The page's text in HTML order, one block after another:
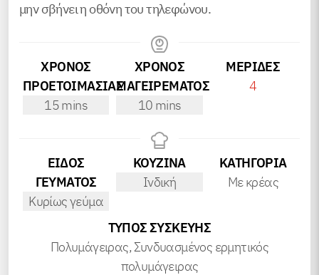
μην σβήνει η οθόνη του τηλεφώνου.
ΧΡΟΝΟΣ
ΠΡΟΕΤΟΙΜΑΣΙΑΣ
15minutes
mins
ΧΡΟΝΟΣ
ΜΑΓΕΙΡΕΜΑΤΟΣ
10minutes
mins
ΜΕΡΊΔΕΣ
4
ΕΙΔΟΣ
ΓΕΥΜΑΤΟΣ
Κυρίως γεύμα
ΚΟΥΖΙΝΑ
Ινδική
ΚΑΤΗΓΟΡΊΑ
Με κρέας
ΤΎΠΟΣ ΣΥΣΚΕΥΉΣ
Πολυμάγειρας, Συνδυασμένος ερμητικός
πολυμάγειρας